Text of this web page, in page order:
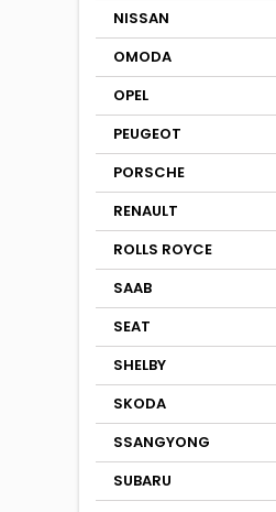
NISSAN
OMODA
OPEL
PEUGEOT
PORSCHE
RENAULT
ROLLS ROYCE
SAAB
SEAT
SHELBY
SKODA
SSANGYONG
SUBARU